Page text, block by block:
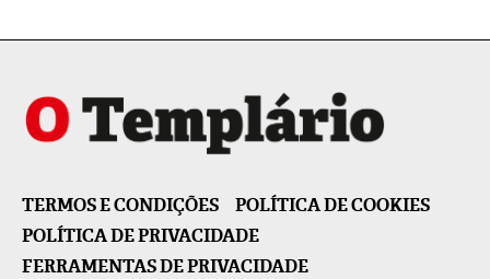
TERMOS E CONDIÇÕES
POLÍTICA DE COOKIES
POLÍTICA DE PRIVACIDADE
FERRAMENTAS DE PRIVACIDADE